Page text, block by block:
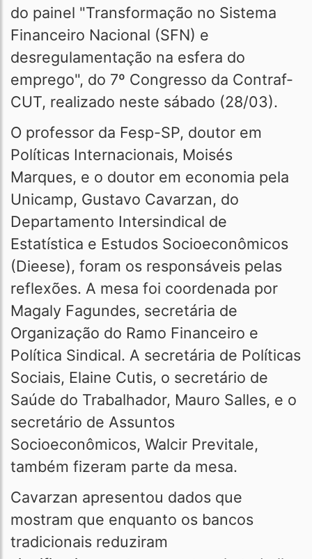
do painel "Transformação no Sistema
Financeiro Nacional (SFN) e
desregulamentação na esfera do
emprego", do 7º Congresso da Contraf-
CUT, realizado neste sábado (28/03).
O professor da Fesp-SP, doutor em
Políticas Internacionais, Moisés
Marques, e o doutor em economia pela
Unicamp, Gustavo Cavarzan, do
Departamento Intersindical de
Estatística e Estudos Socioeconômicos
(Dieese), foram os responsáveis pelas
reflexões. A mesa foi coordenada por
Magaly Fagundes, secretária de
Organização do Ramo Financeiro e
Política Sindical. A secretária de Políticas
Sociais, Elaine Cutis, o secretário de
Saúde do Trabalhador, Mauro Salles, e o
secretário de Assuntos
Socioeconômicos, Walcir Previtale,
também fizeram parte da mesa.
Cavarzan apresentou dados que
mostram que enquanto os bancos
tradicionais reduziram